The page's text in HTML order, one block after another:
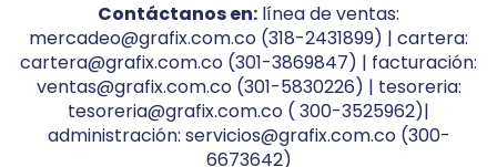
Contáctanos en: línea de ventas:
mercadeo@grafix.com.co (318-2431899) | cartera:
cartera@grafix.com.co (301-3869847) | facturación:
ventas@grafix.com.co (301-5830226) | tesoreria:
tesoreria@grafix.com.co ( 300-3525962)|
administración: servicios@grafix.com.co (300-
6673642)